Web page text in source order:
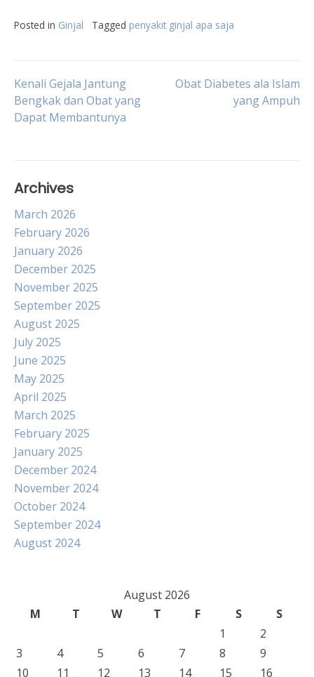
Posted in Ginjal Tagged penyakit ginjal apa saja
Post
navigation
Kenali Gejala Jantung
Bengkak dan Obat yang
Dapat Membantunya
Obat Diabetes ala Islam
yang Ampuh
Archives
March 2026
February 2026
January 2026
December 2025
November 2025
September 2025
August 2025
July 2025
June 2025
May 2025
April 2025
March 2025
February 2025
January 2025
December 2024
November 2024
October 2024
September 2024
August 2024
August 2026
M
T W T F S
S
1
2
3
4 5 6 7 8
9
10
11 12 13 14 15
16